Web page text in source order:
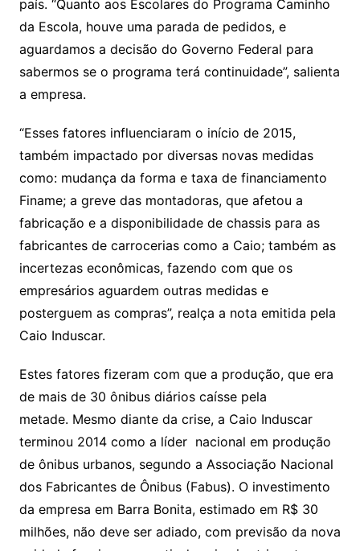
país. “Quanto aos Escolares do Programa Caminho
da Escola, houve uma parada de pedidos, e
aguardamos a decisão do Governo Federal para
sabermos se o programa terá continuidade”, salienta
a empresa.
“Esses fatores influenciaram o início de 2015,
também impactado por diversas novas medidas
como: mudança da forma e taxa de financiamento
Finame; a greve das montadoras, que afetou a
fabricação e a disponibilidade de chassis para as
fabricantes de carrocerias como a Caio; também as
incertezas econômicas, fazendo com que os
empresários aguardem outras medidas e
posterguem as compras”, realça a nota emitida pela
Caio Induscar.
Estes fatores fizeram com que a produção, que era
de mais de 30 ônibus diários caísse pela
metade. Mesmo diante da crise, a Caio Induscar
terminou 2014 como a líder nacional em produção
de ônibus urbanos, segundo a Associação Nacional
dos Fabricantes de Ônibus (Fabus). O investimento
da empresa em Barra Bonita, estimado em R$ 30
milhões, não deve ser adiado, com previsão da nova